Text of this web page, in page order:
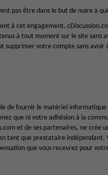
pas être dans le but de nuire à
à cet engagement,
à tout moment sur le site sans
supprimer votre compte sans
de fournir le matériel
que ni votre adhésion à la
et de ses partenaires, ne
tant que prestataire indépendant.
que vous recevrez pour